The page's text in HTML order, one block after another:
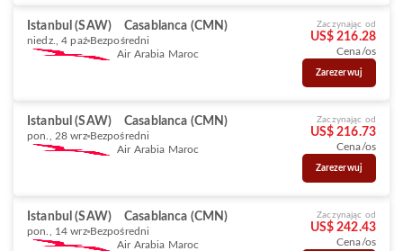
Istanbul (SAW) Casablanca (CMN)
niedz., 4 paź Bezpośredni
Air Arabia Maroc
Zaczynając od
US$ 216.28
Cena/os
Zarezerwuj
Istanbul (SAW) Casablanca (CMN)
pon., 28 wrz Bezpośredni
Air Arabia Maroc
Zaczynając od
US$ 216.73
Cena/os
Zarezerwuj
Istanbul (SAW) Casablanca (CMN)
pon., 14 wrz Bezpośredni
Air Arabia Maroc
Zaczynając od
US$ 242.43
Cena/os